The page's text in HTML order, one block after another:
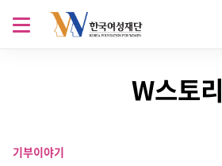
Skip to content
메뉴 열기
W스토리
기부이야기